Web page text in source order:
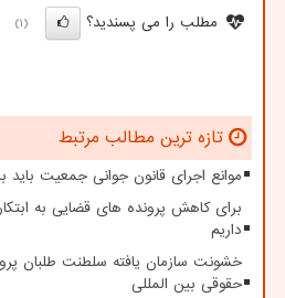
مطلب را می پسندید؟
(1)
تازه ترین مطالب مرتبط
موانع اجرای قانون جوانی جمعیت
برای کاهش پرونده های قضایی به
داریم
خشونت سازمان یافته سلطنت طلبان
حقوقی بین المللی